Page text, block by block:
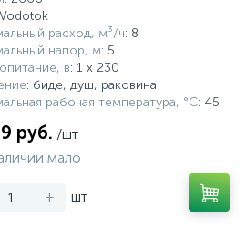
расход, м³/ч: 8
напор, м: 5
в: 1 x 230
: биде, душ, раковина
рабочая температура, °С: 45
руб. /шт
мало
+ шт